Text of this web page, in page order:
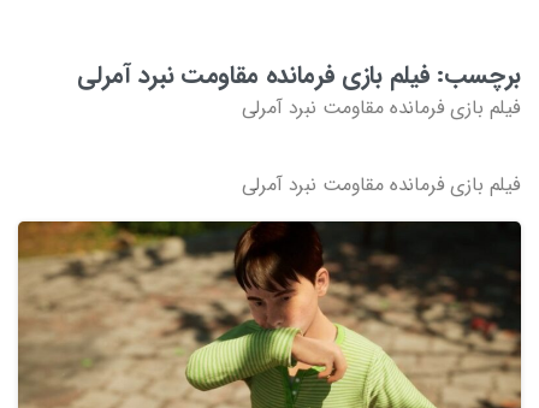
برچسب: فیلم بازی فرمانده مقاومت نبرد آمرلی
فیلم بازی فرمانده مقاومت نبرد آمرلی
فیلم بازی فرمانده مقاومت نبرد آمرلی